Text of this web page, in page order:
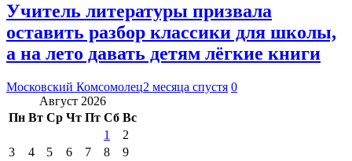
Учитель литературы призвала
оставить разбор классики для школы,
а на лето давать детям лёгкие книги
Московский Комсомолец2 месяца спустя 0
Август 2026
Пн Вт Ср Чт Пт Сб Вс
1
2
3
4 5 6 7 8
9